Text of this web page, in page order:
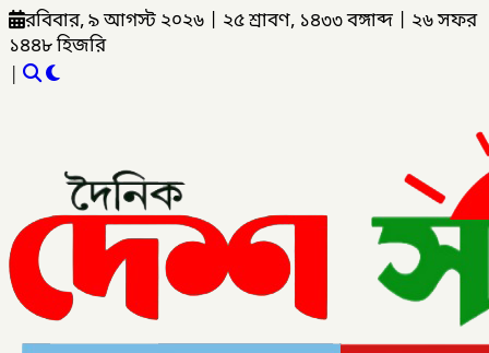
রবিবার, ৯ আগস্ট ২০২৬ ২৫ শ্রাবণ, ১৪৩৩ বঙ্গাব্দ
২৬ সফর
১৪৪৮ হিজরি
|